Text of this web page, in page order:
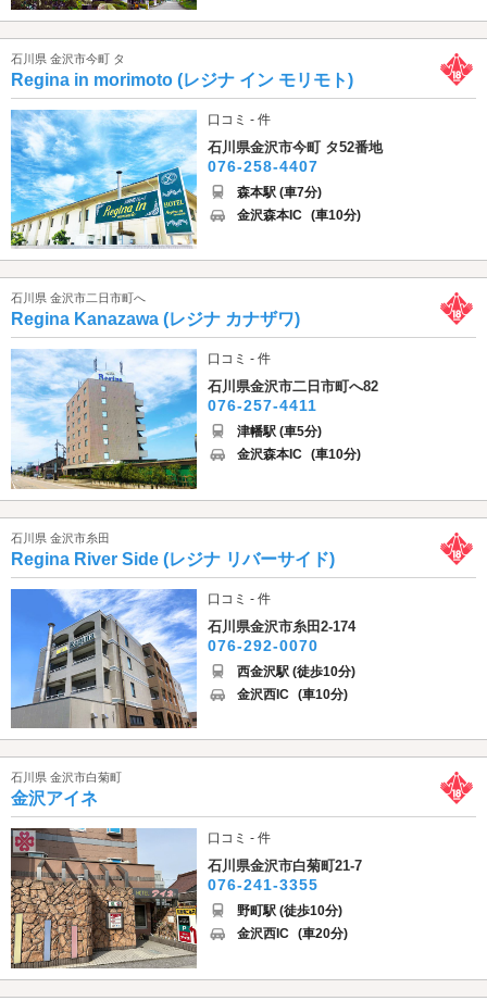
石川県 金沢市今町 タ
Regina in morimoto (レジナ イン モリモト)
口コミ - 件
石川県金沢市今町 タ52番地
076-258-4407
森本駅 (車7分)
金沢森本IC (車10分)
石川県 金沢市二日市町へ
Regina Kanazawa (レジナ カナザワ)
口コミ - 件
石川県金沢市二日市町へ82
076-257-4411
津幡駅 (車5分)
金沢森本IC (車10分)
石川県 金沢市糸田
Regina River Side (レジナ リバーサイド)
口コミ - 件
石川県金沢市糸田2-174
076-292-0070
西金沢駅 (徒歩10分)
金沢西IC (車10分)
石川県 金沢市白菊町
金沢アイネ
口コミ - 件
石川県金沢市白菊町21-7
076-241-3355
野町駅 (徒歩10分)
金沢西IC (車20分)